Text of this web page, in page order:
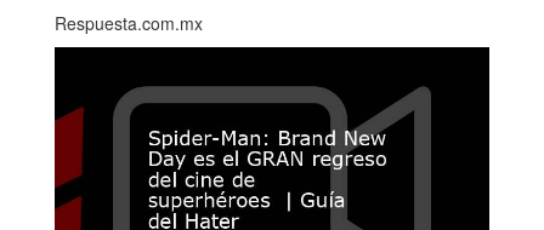
Respuesta.com.mx